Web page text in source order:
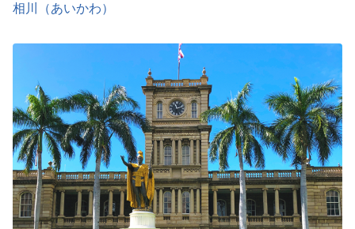
相川（あいかわ）